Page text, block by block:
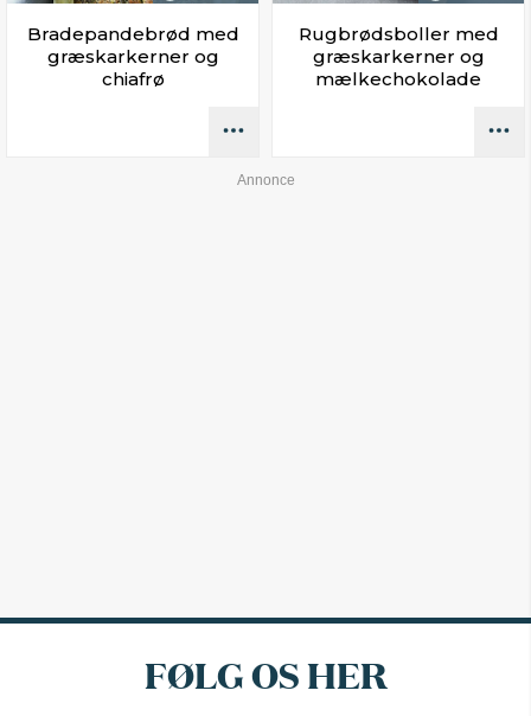
Bradepandebrød med
græskarkerner og
chiafrø
Rugbrødsboller med
græskarkerner og
mælkechokolade
FØLG OS HER